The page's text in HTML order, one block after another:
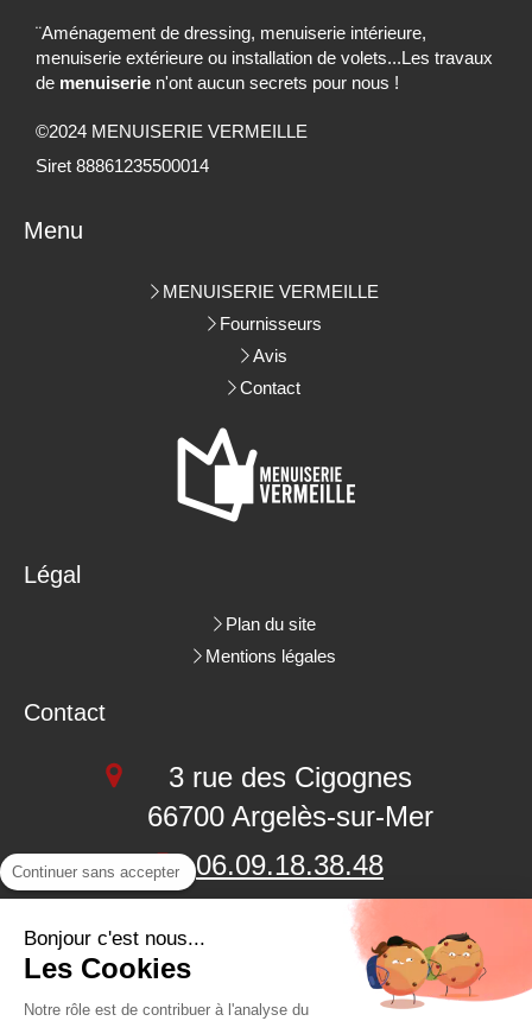
¨Aménagement de dressing, menuiserie intérieure,
menuiserie extérieure ou installation de volets...Les travaux
de menuiserie n'ont aucun secrets pour nous !
©2024 MENUISERIE VERMEILLE
Siret 88861235500014
Menu
MENUISERIE VERMEILLE
Fournisseurs
Avis
Contact
Légal
Plan du site
Mentions légales
Contact
3 rue des Cigognes
66700 Argelès-sur-Mer
06.09.18.38.48
04.68.22.62.26
Continuer sans accepter
Bonjour c'est nous...
Les Cookies
Notre rôle est de contribuer à l'analyse du